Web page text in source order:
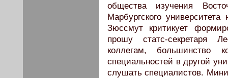
общества изучения
Марбургского
Зюссмут критикует
прошу статс-секретаря
коллегам, большинство
специальностей в другой
слушать специалистов.